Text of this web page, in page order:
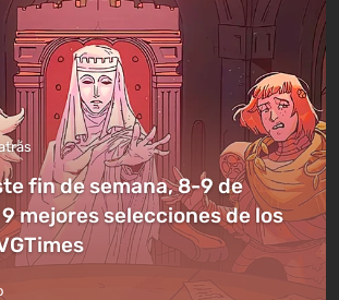
fin de semana, 8-9 de
mejores selecciones de los